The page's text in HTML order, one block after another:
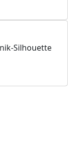
Silhouette